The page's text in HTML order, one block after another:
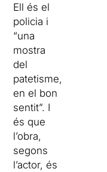
Ell és el
policia i
“una
mostra
del
patetisme,
en el bon
sentit”. I
és que
l’obra,
segons
l’actor, és